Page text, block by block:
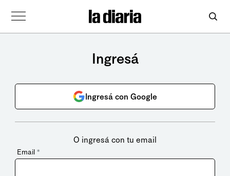
Ingresá
Ingresá con Google
O ingresá con tu email
Email *